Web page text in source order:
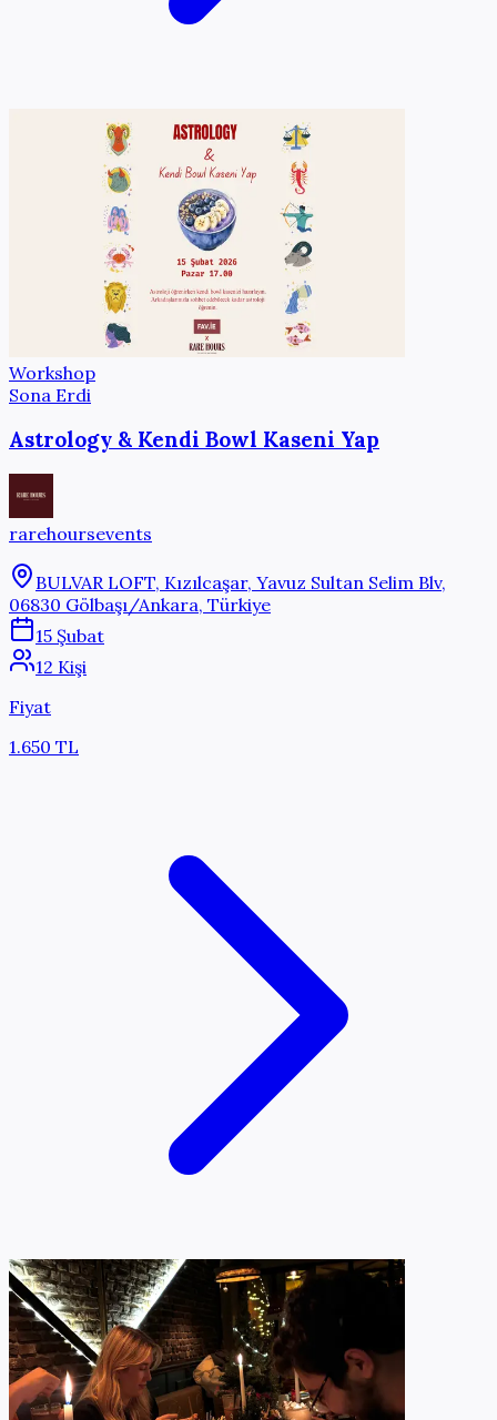
Workshop
Sona Erdi
Astrology & Kendi Bowl Kaseni Yap
rarehoursevents
BULVAR LOFT, Kızılcaşar, Yavuz Sultan Selim Blv,
06830 Gölbaşı/Ankara, Türkiye
15 Şubat
12 Kişi
Fiyat
1.650 TL